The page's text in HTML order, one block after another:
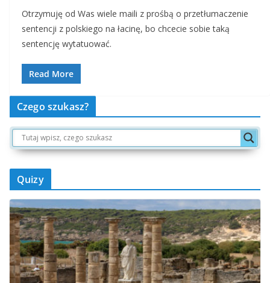
Otrzymuję od Was wiele maili z prośbą o przetłumaczenie
sentencji z polskiego na łacinę, bo chcecie sobie taką
sentencję wytatuować.
Read More
Czego szukasz?
Quizy